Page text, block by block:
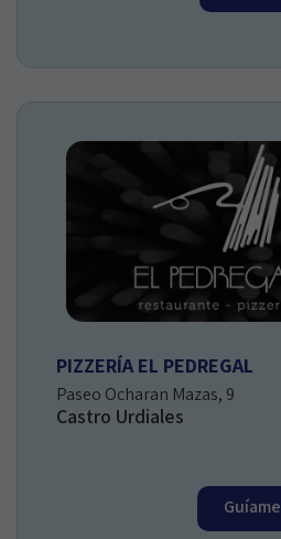
PIZZERÍA EL PEDREGAL
Paseo Ocharan Mazas, 9
Castro Urdiales
Guíame